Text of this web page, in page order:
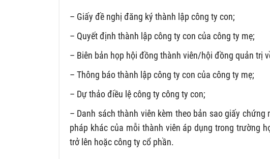
– Giấy đề nghị đăng ký thành lập công ty con;
– Quyết định thành lập công ty con của công ty mẹ;
– Biên bản họp hội đồng thành viên/hội đồng quản trị
– Thông báo thành lập công ty con của công ty mẹ;
– Dự thảo điều lệ công ty công ty con;
– Danh sách thành viên kèm theo bản sao giấy
pháp khác của mỗi thành viên áp dụng trong trường
trở lên hoặc công ty cổ phần.